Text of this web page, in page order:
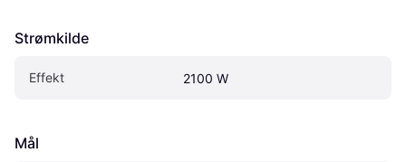
Strømkilde
Effekt 2100 W
Mål